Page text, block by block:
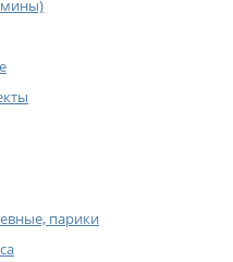
парики